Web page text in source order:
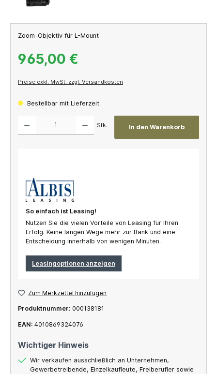
Zoom-Objektiv für L-Mount
965,00 €
Preise exkl. MwSt. zzgl. Versandkosten
Bestellbar mit Lieferzeit
Stk. In den Warenkorb
So einfach ist Leasing!
Nutzen Sie die vielen Vorteile von Leasing für Ihren
Erfolg. Keine langen Wege mehr zur Bank und eine
Entscheidung innerhalb von wenigen Minuten.
Leasingoptionen anzeigen
Zum Merkzettel hinzufügen
Produktnummer: 000138181
EAN: 4010869324076
Wichtiger Hinweis
Wir verkaufen ausschließlich an Unternehmen,
Gewerbetreibende, Einzelkaufleute, Freiberufler sowie